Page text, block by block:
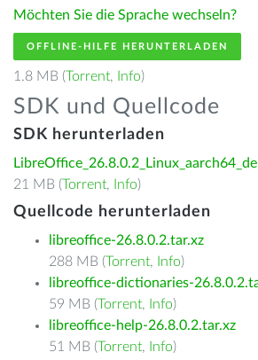
Möchten Sie die Sprache wechseln?
OFFLINE-HILFE HERUNTERLADEN
1.8 MB (Torrent, Info)
SDK und Quellcode
SDK herunterladen
21 MB (Torrent, Info)
Quellcode herunterladen
libreoffice-26.8.0.2.tar.xz
288 MB (Torrent, Info)
libreoffice-dictionaries-
59 MB (Torrent, Info)
libreoffice-help-26.8.0.2.tar.xz
51 MB (Torrent, Info)